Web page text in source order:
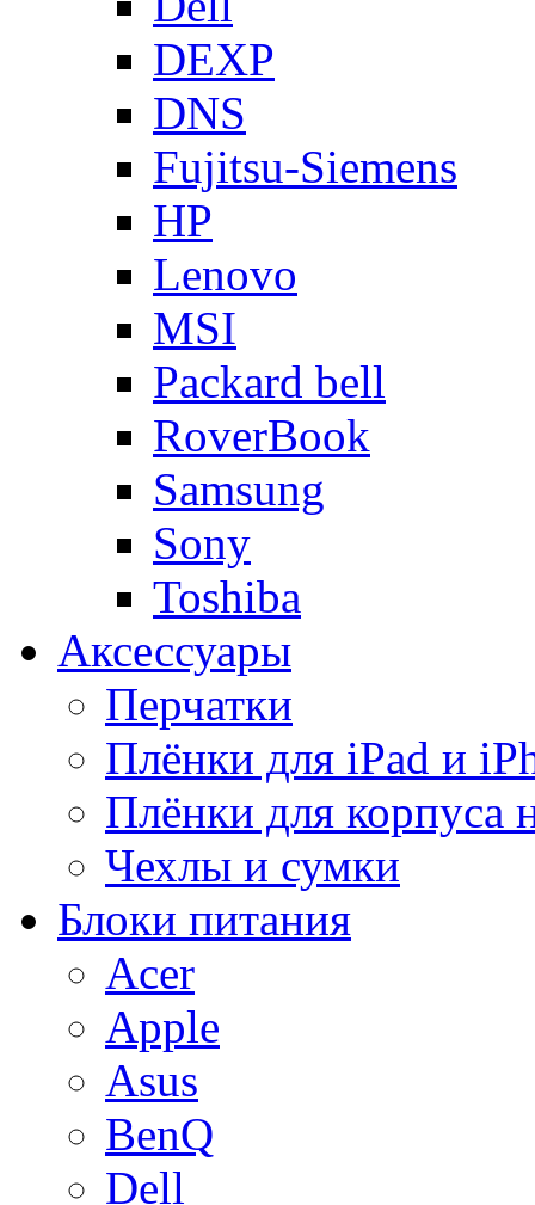
DEXP
DNS
Fujitsu-Siemens
HP
Lenovo
MSI
Packard bell
RoverBook
Samsung
Sony
Toshiba
Аксессуары
Перчатки
Плёнки для iPad и
Плёнки для корпуса
Чехлы и сумки
Блоки питания
Acer
Apple
Asus
BenQ
Dell